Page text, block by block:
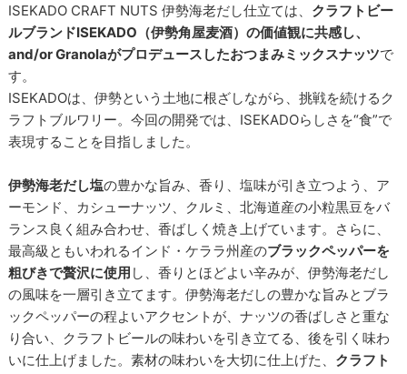
ISEKADO CRAFT NUTS 伊勢海老だし仕立ては、 クラフトビー
ルブランドISEKADO（伊勢角屋麦酒）の価値観に共感し、
and/or Granolaがプロデュースしたおつまみミックスナッツで
す。
ISEKADOは、伊勢という土地に根ざしながら、挑戦を続けるク
ラフトブルワリー。今回の開発では、ISEKADOらしさを“食”で
表現することを目指しました。
伊勢海老だし塩の豊かな旨み、香り、塩味が引き立つよう、ア
ーモンド、カシューナッツ、クルミ、北海道産の小粒黒豆をバ
ランス良く組み合わせ、香ばしく焼き上げています。さらに、
最高級ともいわれるインド・ケララ州産のブラックペッパーを
粗びきで贅沢に使用 し、香りとほどよい辛みが、伊勢海老だし
の風味を一層引き立てます。伊勢海老だしの豊かな旨みとブラ
ックペッパーの程よいアクセントが、ナッツの香ばしさと重な
り合い、クラフトビールの味わいを引き立てる、後を引く味わ
いに仕上げました。素材の味わいを大切に仕上げた、 クラフト